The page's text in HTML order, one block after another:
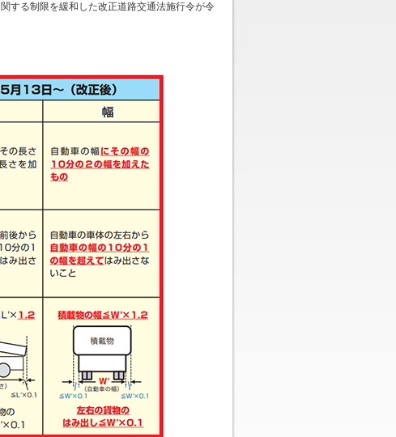
する制限を緩和した改正道路交通法施行令が令